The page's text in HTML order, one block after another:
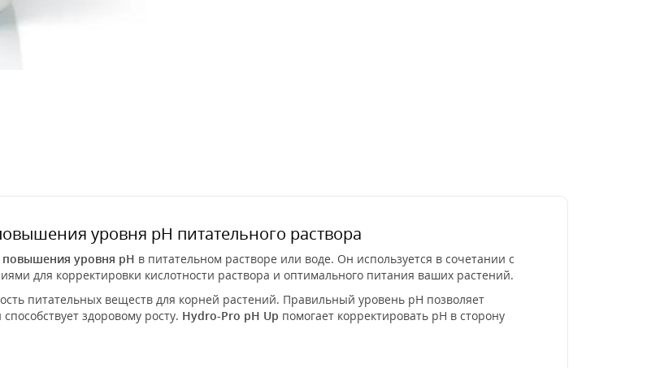
уровня pH питательного раствора
повышения уровня pH в питательном растворе или воде. Он используется в сочетании с
для корректировки кислотности раствора и оптимального питания ваших растений.
питательных веществ для корней растений. Правильный уровень pH позволяет
здоровому росту. Hydro-Pro pH Up помогает корректировать pH в сторону